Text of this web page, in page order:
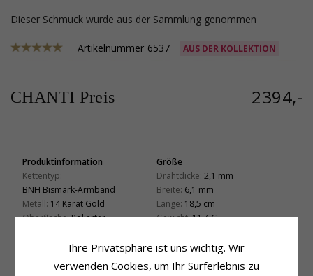
Dieser Schmuck wurde aus der Sammlung genommen
Artikelnummer 6537 AUS DER KOLLEKTION
CHANTI Preis 2394,-
Produktinformation
Kettentyp:
BNH Bismark-Armband
Metall: 14 Karat Gold
Oberfläche:Polierter
Größe
Drahtdicke: 2,1 mm
Breite: 6,1 mm
Länge: 18,5 cm
Gewicht:11,4 G
4-5 Werktage
Ihre Privatsphäre ist uns wichtig. Wir
verwenden Cookies, um Ihr Surferlebnis zu